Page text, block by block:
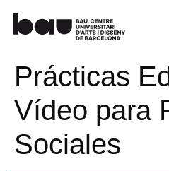
Prácticas
Vídeo para
Sociales